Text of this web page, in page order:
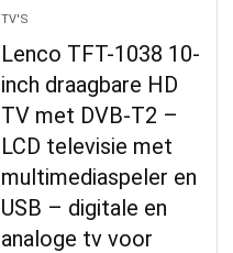
TV'S
Lenco TFT-1038 10-
inch draagbare HD
TV met DVB-T2 –
LCD televisie met
multimediaspeler en
USB – digitale en
analoge tv voor